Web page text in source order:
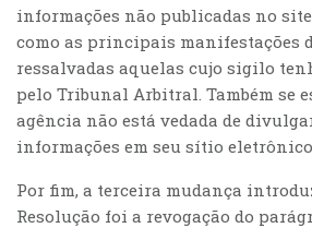
informações não publicadas no
como as principais manifestações
ressalvadas aquelas cujo sigilo
pelo Tribunal Arbitral. Também se
agência não está vedada de
informações em seu sítio
Por fim, a terceira mudança
Resolução foi a revogação do